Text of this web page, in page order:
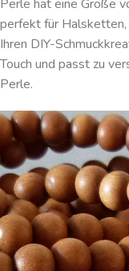
Perle hat eine Größe
perfekt für
Ihren DIY-
Touch und passt zu
Perle.